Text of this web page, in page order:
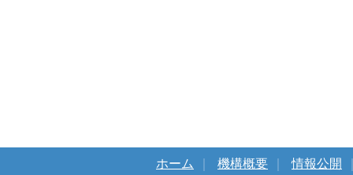
ホーム 機構概要 情報公開